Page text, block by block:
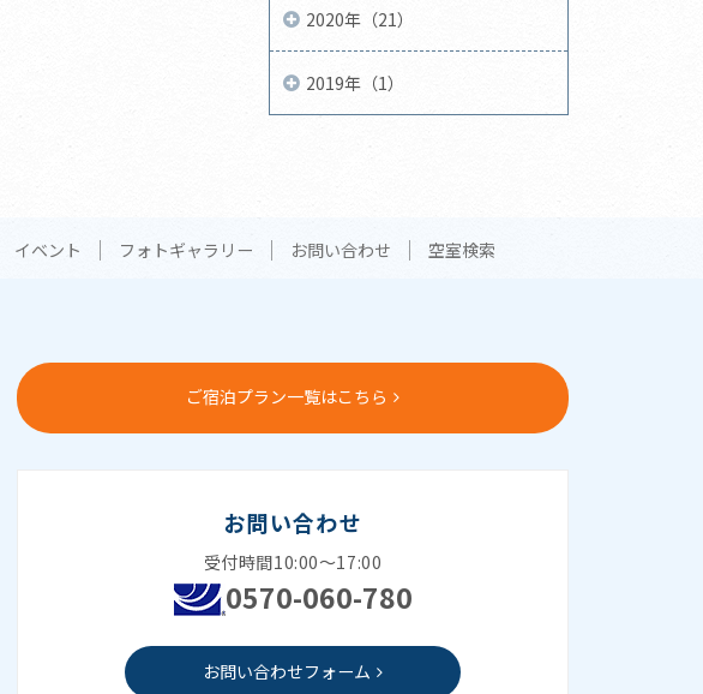
2020年（21）
2019年（1）
イベント フォトギャラリー お問い合わせ 空室検索
ご宿泊プラン一覧はこちら
お問い合わせ
受付時間10:00～17:00
0570-060-780
お問い合わせフォーム